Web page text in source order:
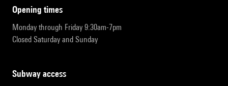
opening times
Monday through Friday 9:30am-7pm
Closed Saturday and Sunday
subway access